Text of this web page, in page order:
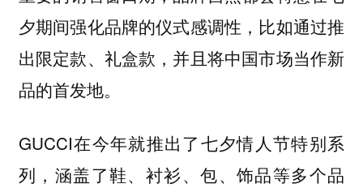
夕期间强化品牌的仪式感调性，比如通过推
出限定款、礼盒款，并且将中国市场当作新
品的首发地。
GUCCI在今年就推出了七夕情人节特别系
列，涵盖了鞋、衬衫、包、饰品等多个品